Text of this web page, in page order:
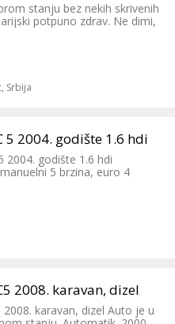
stanju bez nekih skrivenih
potpuno zdrav. Ne dimi,
Prodajem ga jer sam
Srbija
5 2004. godište 1.6 hdi
2004. godište 1.6 hdi
5 brzina, euro 4
tablice, Alu felne,
zakljucavanje, Automatska
ključa. Turbina uradjena
km jos je pod garancijom. Mali
u oktobru 2025. Motor
na prednjem braniku.
auto bez početnog
voznom stanju. Cena: 1400€
2008. karavan, dizel
2008. karavan, dizel Auto je u